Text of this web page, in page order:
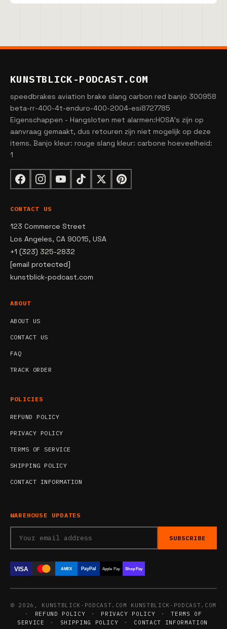
KUNSTBLICK-PODCAST.COM
speedbrakes aviation brake slang carbon red banjo 300958
beta-rr-400-4t-enduro-400-2004-esi8727785
Eigenschappen - Hangsloten met alarmen:HOSA's zijn op
aanvraag gemaakt, dus retouren zijn niet mogelijk op deze
items. Banjo kleur: rouge slang kleur: carbone hoeveelheid:
1
CONTACT US
123 Commerce Street
Los Angeles, CA 90015, USA
+1 (323) 325-2832
[email protected]
kunstblick-podcast.com
ABOUT
ABOUT US
CONTACT US
FAQ
TRACK ORDER
POLICIES
REFUND POLICY
PRIVACY POLICY
TERMS OF SERVICE
SHIPPING POLICY
CONTACT INFORMATION
WAREHOUSE UPDATES
SUBSCRIBE
VISA AMEX PayPal Apple Pay Shop Pay
© 2026, KUNSTBLICK-PODCAST.COM KUNSTBLICK-PODCAST.COM
·
REFUND POLICY · PRIVACY POLICY ·
TERMS OF
SERVICE
· SHIPPING POLICY · CONTACT INFORMATION